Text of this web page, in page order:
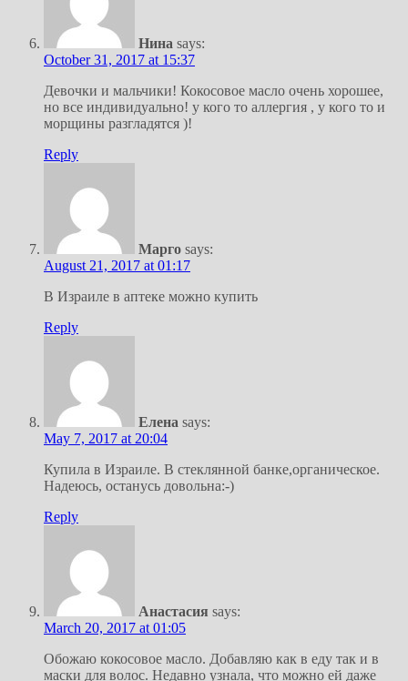
Нина says:
October 31, 2017 at 15:37
Девочки и мальчики! Кокосовое масло очень хорошее,
но все индивидуально! у кого то аллергия , у кого то и
морщины разгладятся )!
Reply
Марго says:
August 21, 2017 at 01:17
В Израиле в аптеке можно купить
Reply
Елена says:
May 7, 2017 at 20:04
Купила в Израиле. В стеклянной банке,органическое.
Надеюсь, останусь довольна:-)
Reply
Анастасия says:
March 20, 2017 at 01:05
Обожаю кокосовое масло. Добавляю как в еду так и в
маски для волос. Недавно узнала, что можно ей даже